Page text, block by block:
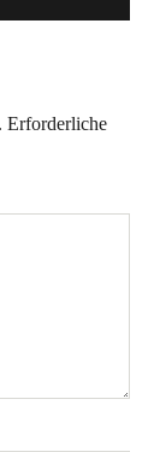
Rapantinchen
Erforderliche